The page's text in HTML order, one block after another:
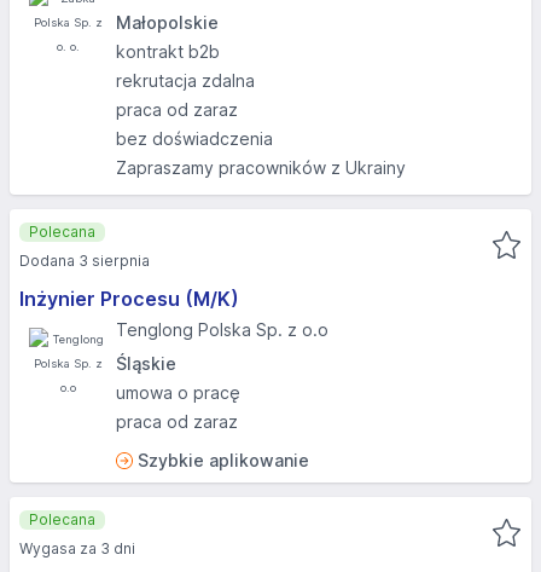
Małopolskie
kontrakt b2b
rekrutacja zdalna
praca od zaraz
bez doświadczenia
Zapraszamy pracowników z Ukrainy
Inżynier Procesu (M/K)
Tenglong Polska Sp. z o.o
Śląskie
umowa o pracę
praca od zaraz
Szybkie aplikowanie
Polecana
Dodana 3 sierpnia
Polecana
Wygasa za 3 dni